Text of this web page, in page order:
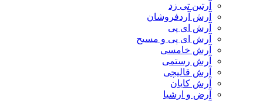
آرتین تی زد
آرش آردفروشان
آرش ای پی
آرش ای پی و مسیح
آرش خامسی
آرش رستمی
آرش قالیچی
آرش کایان
​آرض و ارشیا